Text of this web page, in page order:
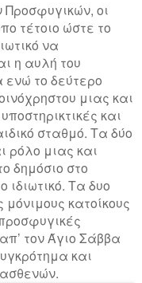
οι
τέτοιο ώστε το
να
η αυλή του
το δεύτερο
μιας και
και
σταθμό. Τα δύο
ρόλο μιας και
δημόσιο στο
ιδιωτικό. Τα δυο
κατοίκους
τον Άγιο Σάββα
και